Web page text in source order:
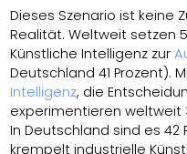
Dieses Szenario ist keine
Realität. Weltweit setzen
Künstliche Intelligenz zur
Deutschland 41 Prozent).
Intelligenz, die
experimentieren weltweit
In Deutschland sind es 42
krempelt industrielle